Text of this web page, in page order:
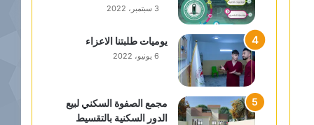
3 سبتمبر، 2022
يوميات طلبتنا الاعزاء
6 يونيو، 2022
مجمع الصفوة السكني لبيع
الدور السكنية بالتقسيط